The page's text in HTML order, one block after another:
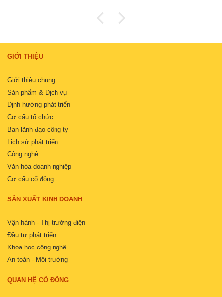
GIỚI THIỆU
Giới thiệu chung
Sản phẩm & Dịch vụ
Định hướng phát triển
Cơ cấu tổ chức
Ban lãnh đạo công ty
Lịch sử phát triển
Công nghệ
Văn hóa doanh nghiệp
Cơ cấu cổ đông
SẢN XUẤT KINH DOANH
Vận hành - Thị trường điện
Đầu tư phát triển
Khoa học công nghệ
An toàn - Môi trường
QUAN HỆ CỔ ĐÔNG